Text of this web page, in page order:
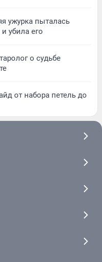
ужурка пыталась
убила его
о судьбе
от набора петель до